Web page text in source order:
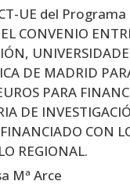
UE del
CONVENIO
DE MADRID
PARA
DE
CON
REGIONAL.
Mª Arce